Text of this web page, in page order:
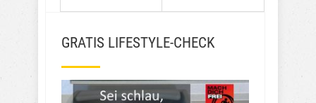
GRATIS LIFESTYLE-CHECK